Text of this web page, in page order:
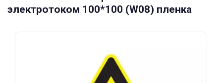
электротоком 100*100 (W08) пленка
без переплат